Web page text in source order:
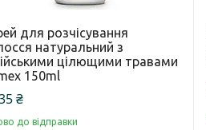
для розчісування
натуральний з
цілющими травами
150ml
₴
до відправки